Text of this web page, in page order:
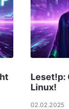
Leset!p:
Linux!
02.02.2025